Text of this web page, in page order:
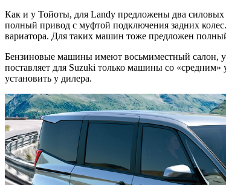
Как и у Тойоты, для Landy предложены два силовых
полный привод с муфтой подключения задних
вариатора. Для таких машин тоже предложен
Бензиновые машины имеют восьмиместный салон, у
поставляет для Suzuki только машины со
установить у дилера.